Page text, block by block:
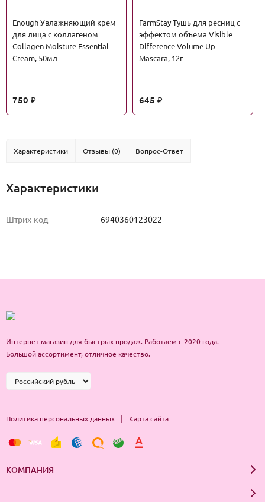
Enough Увлажняющий крем
для лица с коллагеном
Collagen Moisture Essential
Cream, 50мл
750 ₽
FarmStay Тушь для ресниц с
эффектом объема Visible
Difference Volume Up
Mascara, 12г
645 ₽
Характеристики Отзывы (0) Вопрос-Ответ
Характеристики
Штрих-код 6940360123022
Интернет магазин для быстрых продаж. Работаем с 2020 года.
Большой ассортимент, отличное качество.
Политика персональных данных | Карта сайта
КОМПАНИЯ